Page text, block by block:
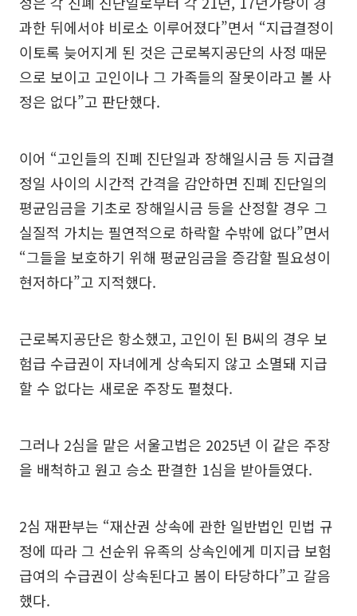
과한 뒤에서야 비로소 이루어졌다”면서 “지급결정이
이토록 늦어지게 된 것은 근로복지공단의 사정 때문
으로 보이고 고인이나 그 가족들의 잘못이라고 볼 사
정은 없다”고 판단했다.
이어 “고인들의 진폐 진단일과 장해일시금 등 지급결
정일 사이의 시간적 간격을 감안하면 진폐 진단일의
평균임금을 기초로 장해일시금 등을 산정할 경우 그
실질적 가치는 필연적으로 하락할 수밖에 없다”면서
“그들을 보호하기 위해 평균임금을 증감할 필요성이
현저하다”고 지적했다.
근로복지공단은 항소했고, 고인이 된 B씨의 경우 보
험급 수급권이 자녀에게 상속되지 않고 소멸돼 지급
할 수 없다는 새로운 주장도 펼쳤다.
그러나 2심을 맡은 서울고법은 2025년 이 같은 주장
을 배척하고 원고 승소 판결한 1심을 받아들였다.
2심 재판부는 “재산권 상속에 관한 일반법인 민법 규
정에 따라 그 선순위 유족의 상속인에게 미지급 보험
급여의 수급권이 상속된다고 봄이 타당하다”고 갈음
했다.